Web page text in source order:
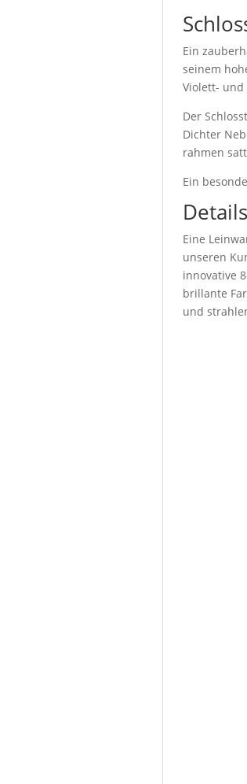
Ein
seinem
Violett- und
Der
Dichter
rahmen
Ein
Eine
unseren
innovative
brillante
und